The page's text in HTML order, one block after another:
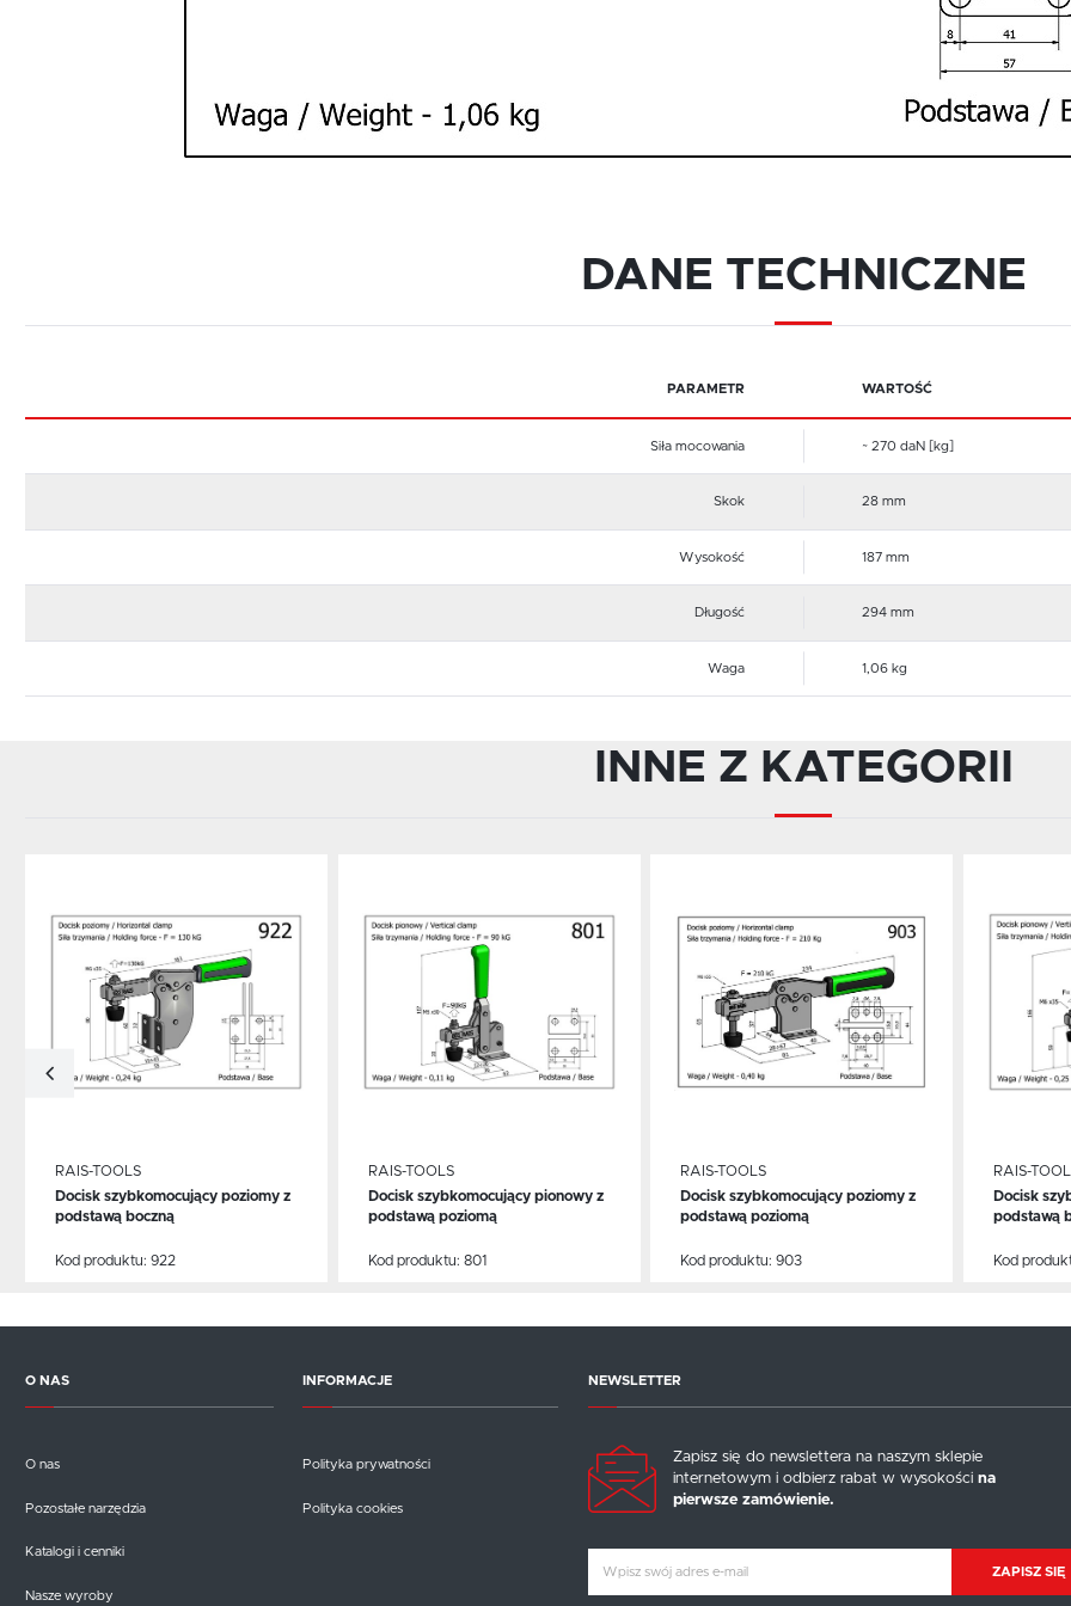
DANE TECHNICZNE
PARAMETR WARTOŚĆ
Siła mocowania ~ 270 daN [kg]
Skok 28 mm
Wysokość 187 mm
Długość 294 mm
Waga 1,06 kg
INNE Z KATEGORII
RAIS-TOOLS
Docisk szybkomocujący poziomy z
podstawą boczną
Kod produktu:922
WIĘCEJ
RAIS-TOOLS
Docisk szybkomocujący pionowy z
podstawą poziomą
Kod produktu: 801
WIĘCEJ
RAIS-TOOLS
Docisk szybkomocujący poziomy z
podstawą poziomą
Kod produktu:903
WIĘCEJ
RAIS-
Docisk
podstawą
Kod
O NAS
O nas
Pozostałe narzędzia
Katalogi i cenniki
Nasze wyroby
INFORMACJE
Polityka prywatności
Polityka cookies
NEWSLETTER
Zapisz się do newslettera na naszym sklepie
internetowym i odbierz rabat w wysokościna
pierwsze zamówienie.
ZAPISZ SIĘ
Promocyjne pliki cookies służą do prezentowania Ci naszych produktów na podstawie analizy Twoich
promocyjne mogą pojawić się na stronach podmiotów trzecich lub firm będących naszymi partnerami
oraz innych dostawców usług. Firmy te działają w charakterze pośredników prezentujących nasze
treści w postaci wiadomości, ofert, komunikatów mediów społecznościowych i promowania naszych